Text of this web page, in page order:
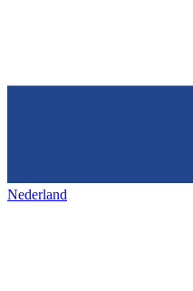
Nederland